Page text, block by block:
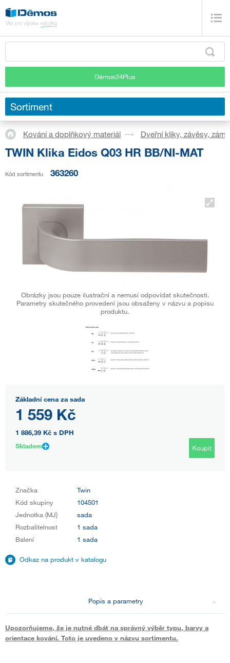
Démos24Plus
Sortiment
Kování a doplňkový materiál Dveřní kliky, závěsy,
TWIN Klika Eidos Q03 HR BB/NI-MAT
Kód sortimentu 363260
Obrázky jsou pouze ilustrační a nemusí odpovídat skutečnosti.
Parametry skutečného provedení jsou obsaženy v názvu a popisu
produktu.
Základní cena za sada
1 559 Kč
1 886,39 Kč s DPH
Skladem
Koupit
Značka
Twin
Kód skupiny
104501
Jednotka (MJ)
sada
Rozbalitelnost
1 sada
Balení
1 sada
Odkaz na produkt v katalogu
Popis a parametry
Upozorňujeme, že je nutné dbát na správný výběr typu, barvy a
orientace kování. Toto je uvedeno v názvu sortimentu.